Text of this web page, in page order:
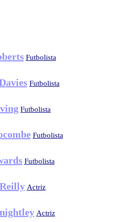
Futbolista
Futbolista
Futbolista
Futbolista
Futbolista
Actriz
Actriz